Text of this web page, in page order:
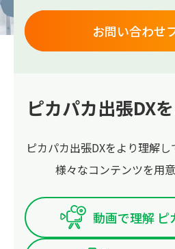
お問い合わせ
ピカパカ出張DX
ピカパカ出張DXをより理解し
様々なコンテンツを用
動画で理解 ピ